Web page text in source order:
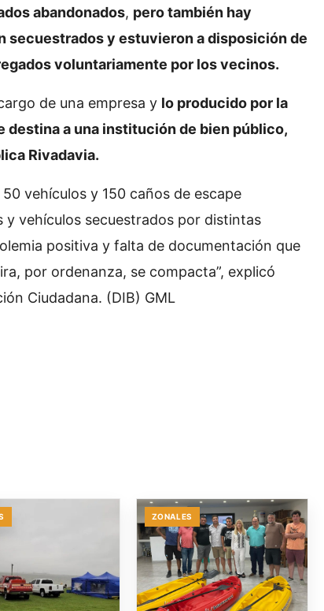
abandonados, pero también hay
secuestrados y estuvieron a disposición de
voluntariamente por los vecinos.
de una empresa y lo producido por la
destina a una institución de bien público,
Rivadavia.
vehículos y 150 caños de escape
vehículos secuestrados por distintas
positiva y falta de documentación que
por ordenanza, se compacta”, explicó
Ciudadana. (DIB) GML
ZONALES